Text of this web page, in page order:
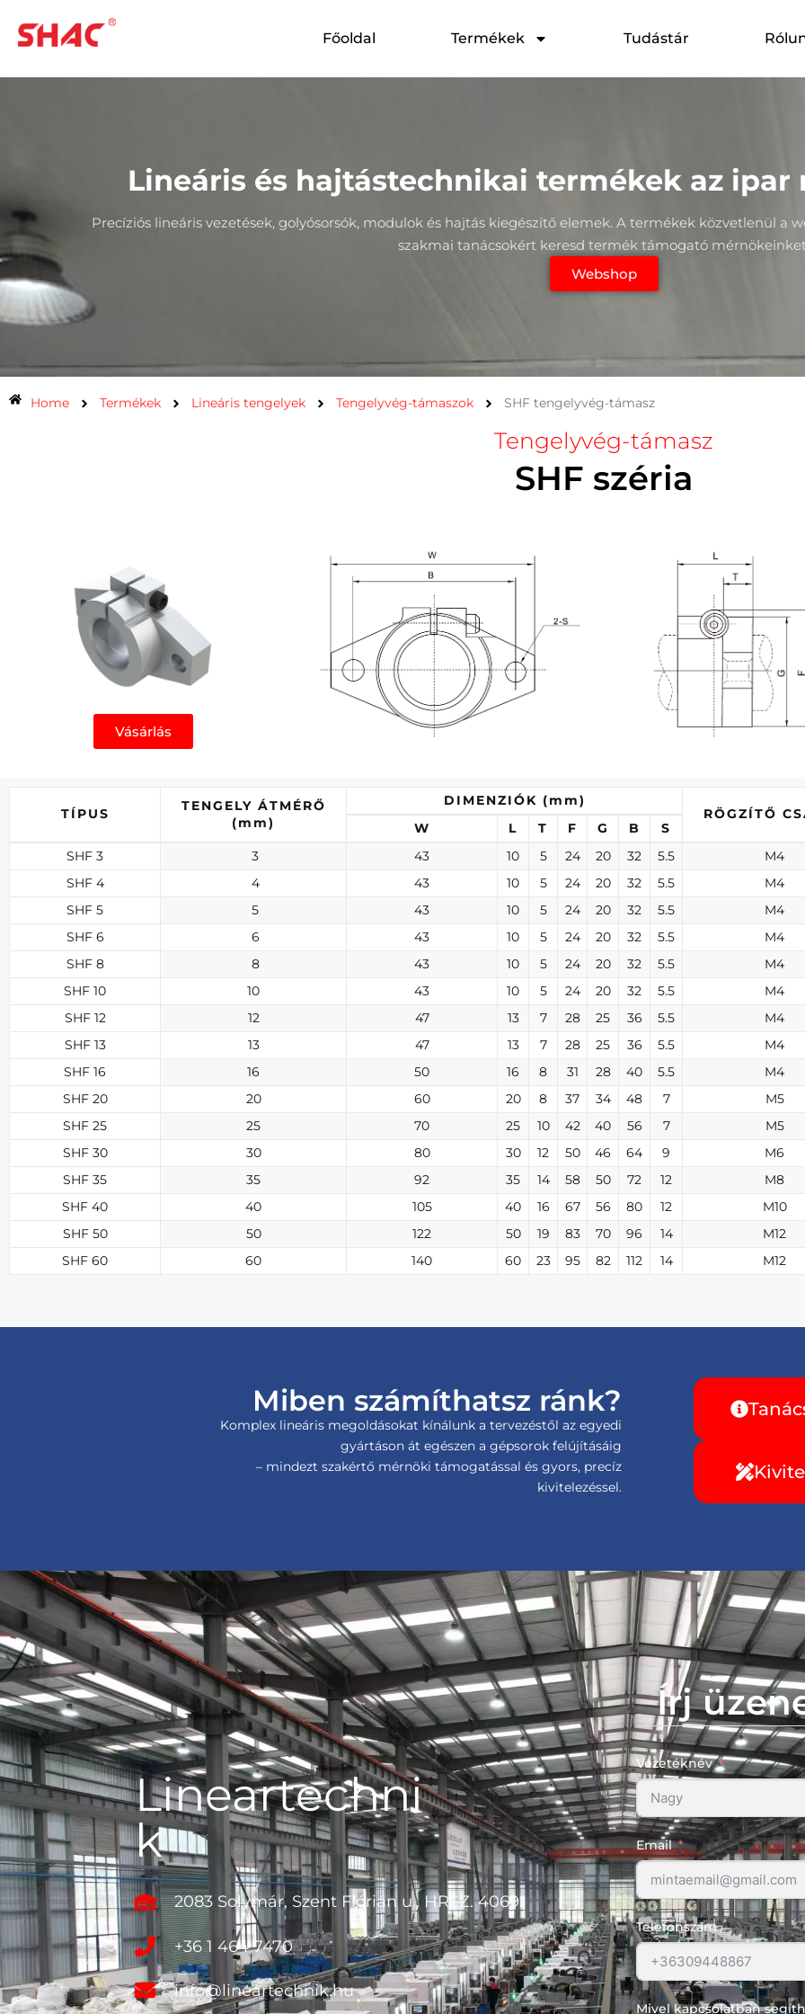
Főoldal Termékek Tudástár
Lineáris és hajtástechnikai termékek az
Precíziós lineáris vezetések, golyósorsók, modulok és hajtás kiegészítő elemek. A termékek közvetlenül a
szakmai tanácsokért keresd termék támogató
Webshop
Home Termékek Lineáris tengelyek Tengelyvég-támaszok SHF tengelyvég-támasz
Tengelyvég-támasz
SHF széria
Vásárlás
TÍPUS
TENGELY ÁTMÉRŐ
(mm)
DIMENZIÓK (mm)
RÖGZÍTŐ
W
L T F G B
S
SHF 3
3 43 10 5 24 20 32 5.5
M4
SHF 4
4 43 10 5 24 20 32 5.5
M4
SHF 5
5 43 10 5 24 20 32 5.5
M4
SHF 6
6 43 10 5 24 20 32 5.5
M4
SHF 8
8 43 10 5 24 20 32 5.5
M4
SHF 10
10 43 10 5 24 20 32 5.5
M4
SHF 12
12 47 13 7 28 25 36 5.5
M4
SHF 13
13 47 13 7 28 25 36 5.5
M4
SHF 16
16 50 16 8 31 28 40 5.5
M4
SHF 20
20 60 20 8 37 34 48 7
M5
SHF 25
25 70 25 10 42 40 56 7
M5
SHF 30
30 80 30 12 50 46 64 9
M6
SHF 35
35 92 35 14 58 50 72 12
M8
SHF 40
40 105 40 16 67 56 80 12
M10
SHF 50
50 122 50 19 83 70 96 14
M12
SHF 60
60 140 60 23 95 82 112 14 M12
Miben számíthatsz ránk?
Komplex lineáris megoldásokat kínálunk a tervezéstől az egyedi
gyártáson át egészen a gépsorok felújításáig
– mindezt szakértő mérnöki támogatással és gyors, precíz
kivitelezéssel.
Lineartechni
k
2083 Solymár, Szent Flórián u., HRSZ. 4069.
+36 1 464 7470​
info@lineartechnik.hu
Írj
Vezetéknév
Email
Telefonszám
Mivel kapcsolatban